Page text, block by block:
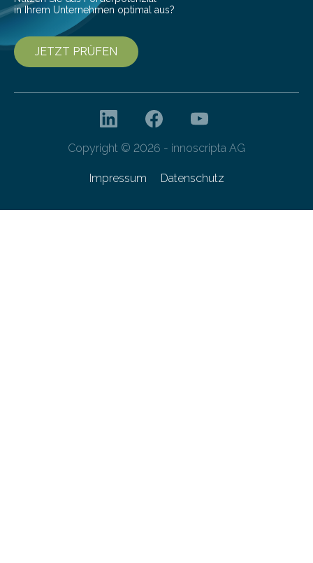
in Ihrem Unternehmen optimal aus?
JETZT PRÜFEN
Copyright © 2026 - innoscripta AG
Impressum Datenschutz